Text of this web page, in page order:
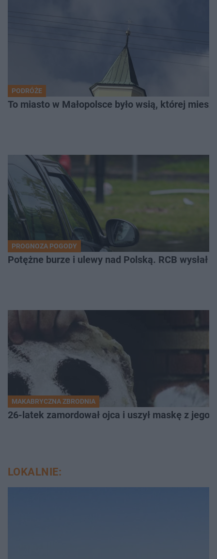
PODRÓŻE
To miasto w Małopolsce było wsią, której
PROGNOZA POGODY
Potężne burze i ulewy nad Polską. RCB
MAKABRYCZNA ZBRODNIA
26-latek zamordował ojca i uszył maskę z
LOKALNIE: